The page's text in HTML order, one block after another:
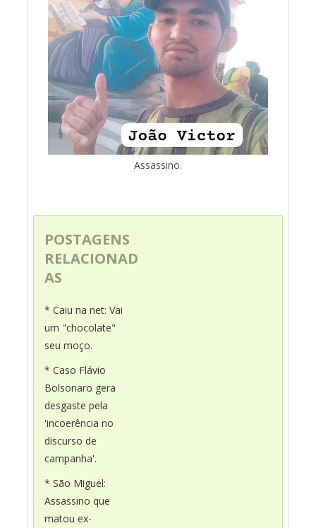
Assassino.
POSTAGENS
RELACIONAD
AS
* Caiu na net: Vai
um "chocolate"
seu moço.
* Caso Flávio
Bolsonaro gera
desgaste pela
'incoerência no
discurso de
campanha'.
* São Miguel:
Assassino que
matou ex-